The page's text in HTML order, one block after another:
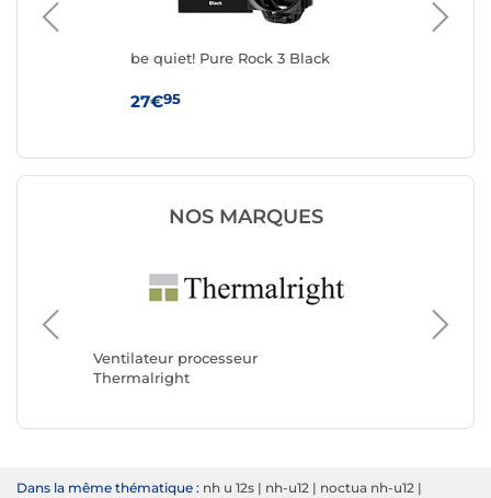
be quiet! Pure Rock 3 Black
27€95
NOS MARQUES
Ventilateur processeur
Thermalright
Dans la même thématique : nh u 12s | nh-u12 | noctua nh-u12 |